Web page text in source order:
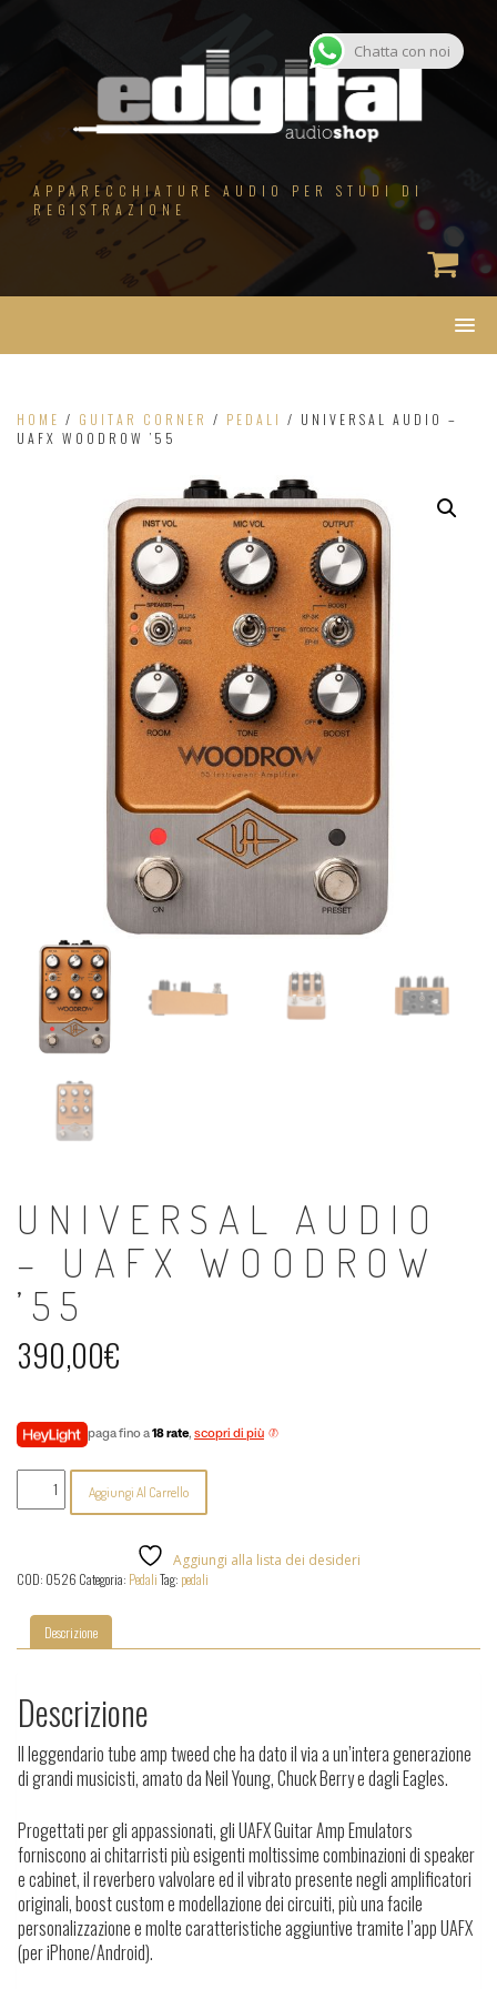
APPARECCHIATURE AUDIO PER STUDI DI
REGISTRAZIONE
HOME / GUITAR CORNER / PEDALI / UNIVERSAL AUDIO –
UAFX WOODROW ’55
UNIVERSAL AUDIO
– UAFX WOODROW
’55
390,00€
paga fino a18 rate, scopri di più
Universal
-
'55
quantità
Aggiungi Al Carrello
Aggiungi alla lista dei desideri
COD: 0526 Categoria: PedaliTag: pedali
Descrizione
Descrizione
Il leggendario tube amp tweed che ha dato il via a un’intera generazione
di grandi musicisti, amato da Neil Young, Chuck Berry e dagli Eagles.
Progettati per gli appassionati, gli UAFX Guitar Amp Emulators
forniscono ai chitarristi più esigenti moltissime combinazioni di speaker
e cabinet, il reverbero valvolare ed il vibrato presente negli amplificatori
originali, boost custom e modellazione dei circuiti, più una facile
personalizzazione e molte caratteristiche aggiuntive tramite l’app UAFX
(per iPhone/Android).
Chatta con noi